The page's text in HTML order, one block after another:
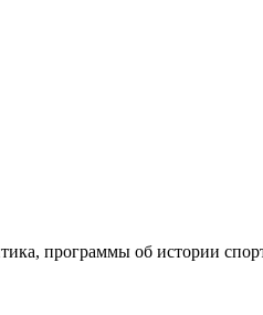
программы об истории